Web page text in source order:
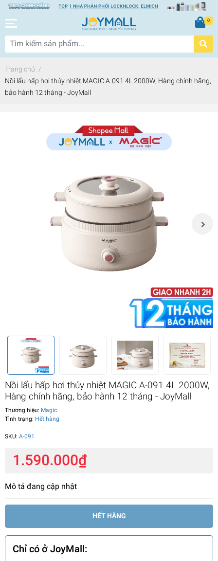
0
Trang chủ /
Nồi lẩu hấp hơi thủy nhiệt MAGIC A-091 4L 2000W, Hàng chính hãng,
bảo hành 12 tháng - JoyMall
Nồi lẩu hấp hơi thủy nhiệt MAGIC A-091 4L 2000W,
Hàng chính hãng, bảo hành 12 tháng - JoyMall
Thương hiệu: Magic
Tình trạng: Hết hàng
SKU: A-091
1.590.000₫
Mô tả đang cập nhật
HẾT HÀNG
Chỉ có ở JoyMall: